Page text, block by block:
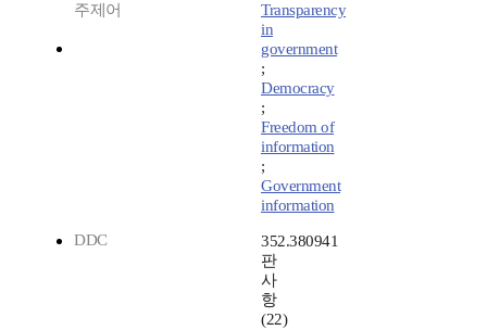
주제어
Transparency
in
government
;
Democracy
;
Freedom of
information
;
Government
information
DDC
352.380941
판
사
항
(22)